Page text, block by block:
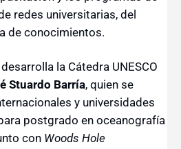
redes universitarias, del
de conocimientos.
la Cátedra UNESCO
Stuardo Barría, quien se
y universidades
postgrado en oceanografía
con Woods Hole